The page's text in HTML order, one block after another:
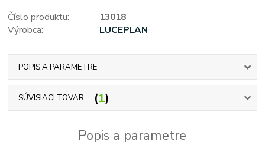
Číslo produktu:
13018
Výrobca:
LUCEPLAN
POPIS A PARAMETRE
SÚVISIACI TOVAR 1
Popis a parametre